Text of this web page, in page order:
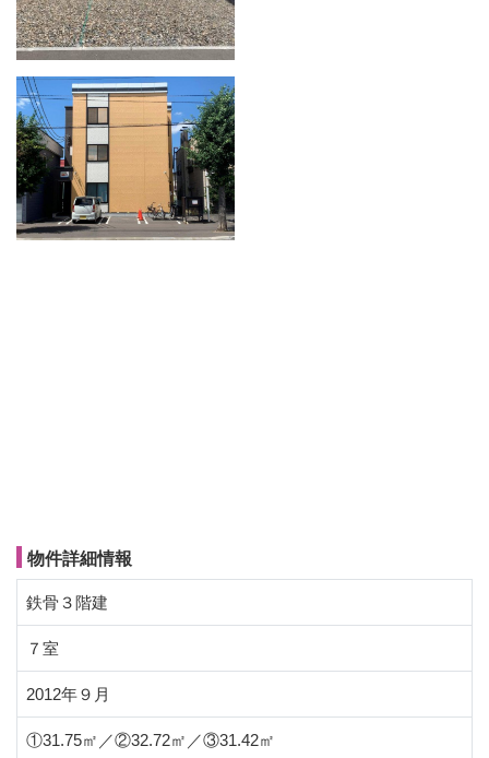
物件詳細情報
鉄骨３階建
７室
2012年９月
①31.75㎡／②32.72㎡／③31.42㎡